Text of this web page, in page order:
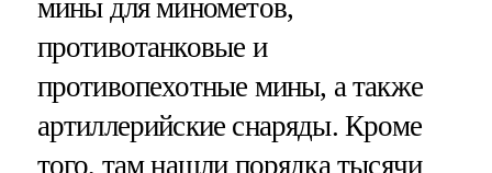
мины для минометов,
противотанковые и
противопехотные мины, а также
артиллерийские снаряды. Кроме
того, там нашли порядка тысячи